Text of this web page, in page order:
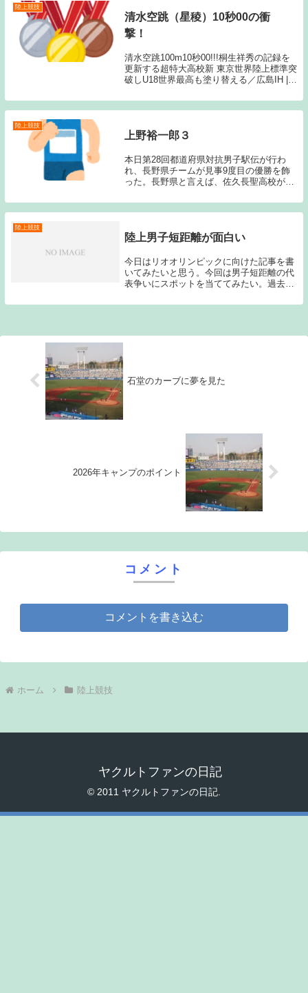
陸上競技
清水空跳（星稜）10秒00の衝
撃！
清水空跳100m10秒00!!!桐生祥秀の記録を
更新する超特大高校新 東京世界陸上標準突
破しU18世界最高も塗り替える／広島IH |
01という驚異的な高校記録を作ってから、
すでに12年の時が経...
陸上競技
上野裕一郎３
本日第28回都道府県対抗男子駅伝が行わ
れ、長野県チームが見事9度目の優勝を飾
った。長野県と言えば、佐久長聖高校が両
王国として君臨し続けている。この都道府
県対抗男子駅伝でも常に優勝争いが出来る
陸上競技
陸上男子短距離が面白い
今日はリオオリンピックに向けた記事を書
いてみたいと思う。今回は男子短距離の代
表争いにスポットを当ててみたい。過去記
3年前の記事である。桐生が高校生ながら
石堂のカーブに夢を見た
2026年キャンプのポイント
コメント
コメントを書き込む
ホーム 陸上競技
ヤクルトファンの日記
© 2011 ヤクルトファンの日記.